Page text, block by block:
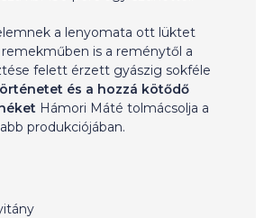
a lenyomata ott lüktet
is a reménytől a
felett érzett gyászig sokféle
és a hozzá kötődő
Hámori Máté tolmácsolja a
produkciójában.